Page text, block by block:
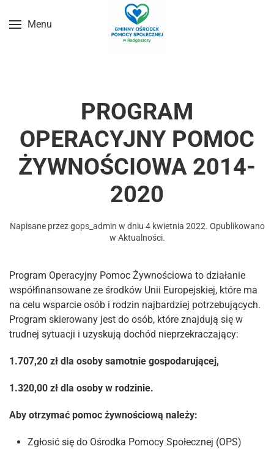
Przejdź do treści głównej
Menu
PROGRAM
OPERACYJNY POMOC
ŻYWNOŚCIOWA 2014-
2020
Napisane przezgops_admin w dniu 4 kwietnia 2022. Opublikowano
w Aktualności.
Program Operacyjny Pomoc Żywnościowa to działanie
współfinansowane ze środków Unii Europejskiej, które ma
na celu wsparcie osób i rodzin najbardziej potrzebujących.
Program skierowany jest do osób, które znajdują się w
trudnej sytuacji i uzyskują dochód nieprzekraczający:
1.707,20 zł dla osoby samotnie gospodarującej,
1.320,00 zł dla osoby w rodzinie.
Aby otrzymać pomoc żywnościową należy:
Zgłosić się do Ośrodka Pomocy Społecznej (OPS)